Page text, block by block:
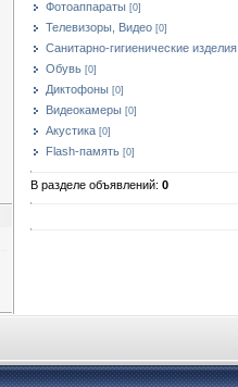
Фотоаппараты [0]
Телевизоры, Видео [0]
Санитарно-гигиенические изделия
Обувь [0]
Диктофоны [0]
Видеокамеры [0]
Акустика [0]
Flash-память [0]
В разделе объявлений: 0